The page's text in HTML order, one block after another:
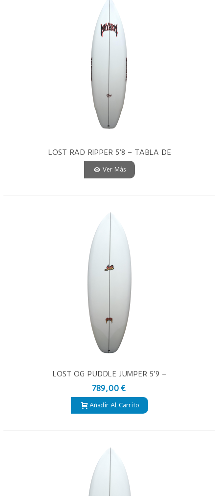
LOST RAD RIPPER 5’8 – TABLA DE
SURF PU
Ver Más
LOST OG PUDDLE JUMPER 5’9 –
TABLA DE SURF PU
789,00 €
Añadir Al Carrito